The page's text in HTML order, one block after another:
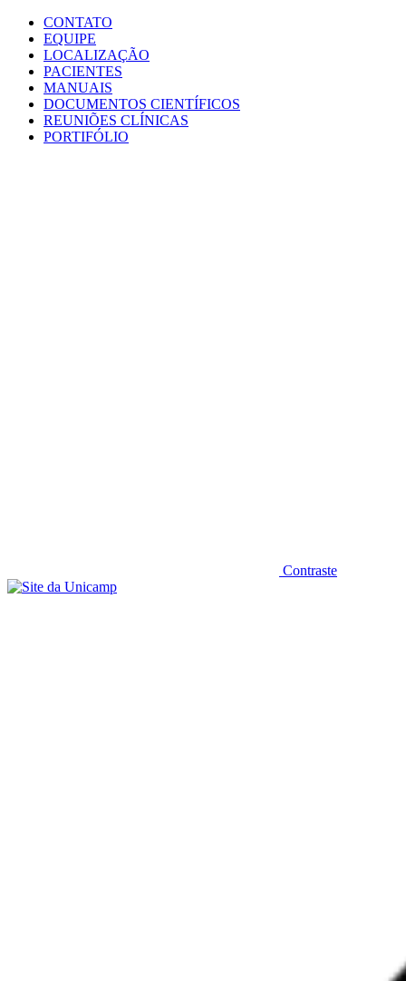
Conteúdo principal
CONTATO
EQUIPE
LOCALIZAÇÃO
PACIENTES
MANUAIS
DOCUMENTOS CIENTÍFICOS
REUNIÕES CLÍNICAS
PORTIFÓLIO
Contraste